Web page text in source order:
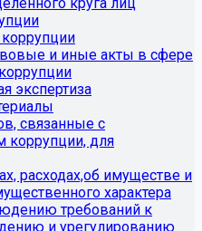
и иные акты в сфере
экспертиза
связанные с
коррупции, для
расходах,об имуществе и
характера
требований к
и урегулированию